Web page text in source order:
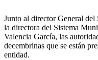
Junto al director General
la directora del Sistema
Valencia García, las
decembrinas que se están
entidad.